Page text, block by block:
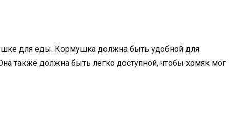
для еды. Кормушка должна быть удобной для
также должна быть легко доступной, чтобы хомяк мог